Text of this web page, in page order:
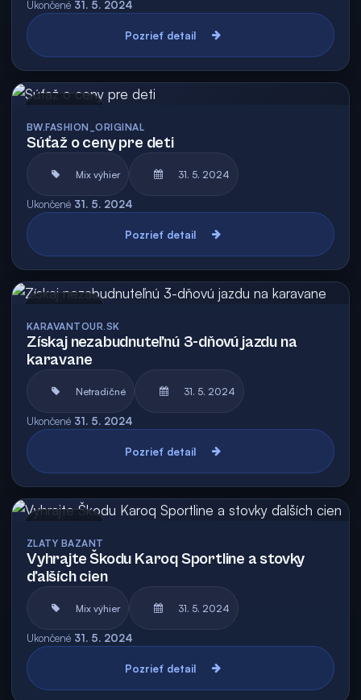
Ukončené 31. 5. 2024
Pozrieť detail
BW.FASHION_ORIGINAL
Súťaž o ceny pre deti
Mix výhier 31. 5. 2024
Ukončené 31. 5. 2024
Pozrieť detail
KARAVANTOUR.SK
Získaj nezabudnuteľnú 3-dňovú jazdu na
karavane
Netradičné 31. 5. 2024
Ukončené 31. 5. 2024
Pozrieť detail
ZLATY BAZANT
Vyhrajte Škodu Karoq Sportline a stovky
ďalších cien
Mix výhier 31. 5. 2024
Ukončené 31. 5. 2024
Pozrieť detail